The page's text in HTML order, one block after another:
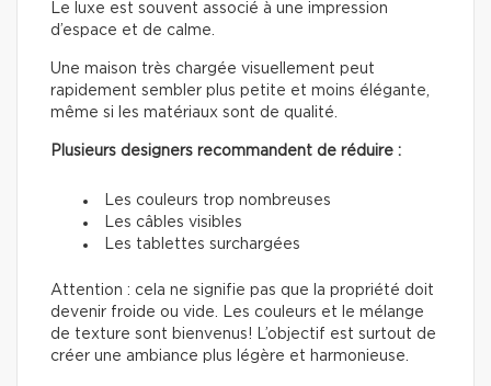
Le luxe est souvent associé à une impression
d’espace et de calme.
Une maison très chargée visuellement peut
rapidement sembler plus petite et moins élégante,
même si les matériaux sont de qualité.
Plusieurs designers recommandent de réduire :
Les couleurs trop nombreuses
Les câbles visibles
Les tablettes surchargées
Attention : cela ne signifie pas que la propriété doit
devenir froide ou vide. Les couleurs et le mélange
de texture sont bienvenus! L’objectif est surtout de
créer une ambiance plus légère et harmonieuse.